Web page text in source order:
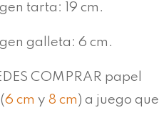
tarta: 19 cm.
galleta: 6 cm.
COMPRAR papel
6 cm y 8 cm ) a juego que